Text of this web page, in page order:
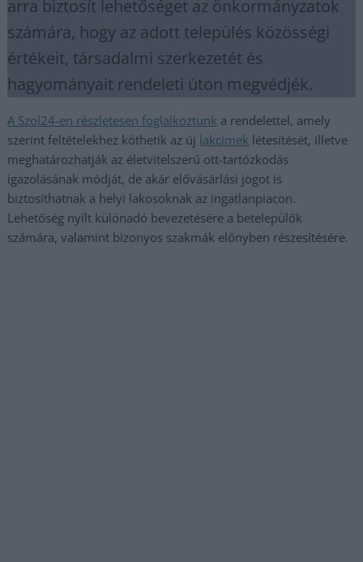
arra biztosít lehetőséget az önkormányzatok
számára, hogy az adott település közösségi
értékeit, társadalmi szerkezetét és
hagyományait rendeleti úton megvédjék.
A Szol24-en részletesen foglalkoztunk a rendelettel, amely
szerint feltételekhez köthetik az új lakcímek létesítését, illetve
meghatározhatják az életvitelszerű ott-tartózkodás
igazolásának módját, de akár elővásárlási jogot is
biztosíthatnak a helyi lakosoknak az ingatlanpiacon.
Lehetőség nyílt különadó bevezetésére a betelepülők
számára, valamint bizonyos szakmák előnyben részesítésére.